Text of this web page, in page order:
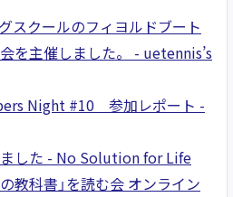
スクールのフィヨルドブート
を主催しました。 - uetennis’s
Night #10 参加レポート -
した - No Solution for Life
教科書」を読む会 オンライン